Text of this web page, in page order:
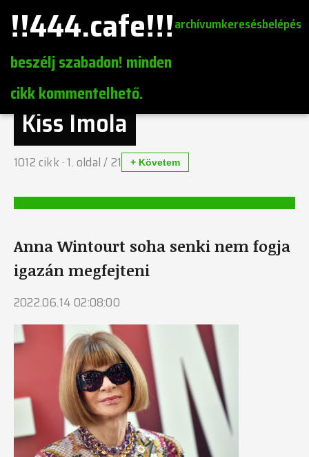
!!444.cafe!!!
beszélj szabadon! minden
cikk kommentelhető.
archívumkeresésbelépés
Kiss Imola
1012cikk · 1. oldal /21 + Követem
Anna Wintourt soha senki nem fogja
igazán megfejteni
2022.06.14 02:08:00